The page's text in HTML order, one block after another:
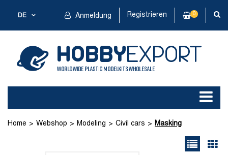
DE Anmeldung Registrieren 0
Home Webshop Modeling Civil cars Masking